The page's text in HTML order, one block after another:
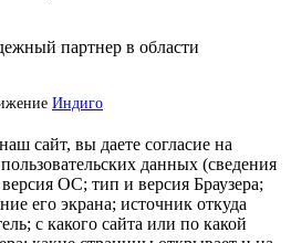
партнер в области
Индиго
сайт, вы даете согласие на
данных (сведения
ОС; тип и версия Браузера;
его экрана; источник откуда
с какого сайта или по какой